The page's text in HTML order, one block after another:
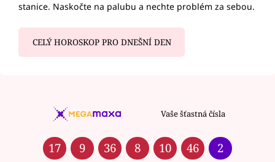
stanice. Naskočte na palubu a nechte problém za sebou.
CELÝ HOROSKOP PRO DNEŠNÍ DEN
Vaše šťastná čísla
17 9 36 8 10 46 2